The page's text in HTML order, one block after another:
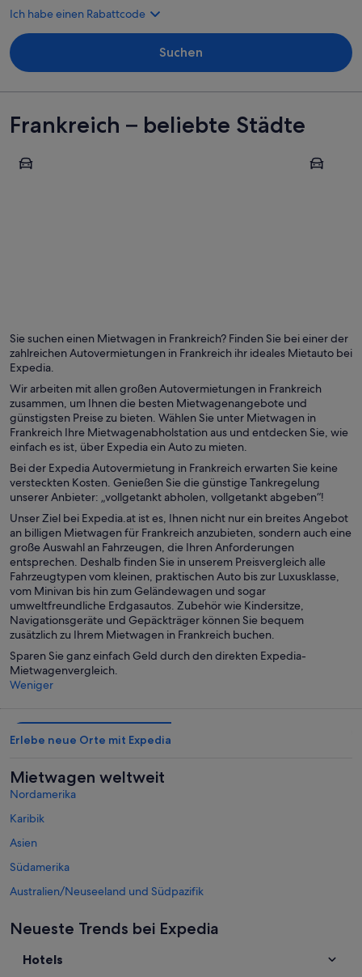
Ich habe einen Rabattcode
Suchen
Frankreich – beliebte Städte
Nizza Marseille
Sie suchen einen Mietwagen in Frankreich? Finden Sie bei einer der
zahlreichen Autovermietungen in Frankreich ihr ideales Mietauto bei
Expedia.
Wir arbeiten mit allen großen Autovermietungen in Frankreich
zusammen, um Ihnen die besten Mietwagenangebote und
günstigsten Preise zu bieten. Wählen Sie unter Mietwagen in
Frankreich Ihre Mietwagenabholstation aus und entdecken Sie, wie
einfach es ist, über Expedia ein Auto zu mieten.
Bei der Expedia Autovermietung in Frankreich erwarten Sie keine
versteckten Kosten. Genießen Sie die günstige Tankregelung
unserer Anbieter: „vollgetankt abholen, vollgetankt abgeben“!
Unser Ziel bei Expedia.at ist es, Ihnen nicht nur ein breites Angebot
an billigen Mietwagen für Frankreich anzubieten, sondern auch eine
große Auswahl an Fahrzeugen, die Ihren Anforderungen
entsprechen. Deshalb finden Sie in unserem Preisvergleich alle
Fahrzeugtypen vom kleinen, praktischen Auto bis zur Luxusklasse,
vom Minivan bis hin zum Geländewagen und sogar
umweltfreundliche Erdgasautos. Zubehör wie Kindersitze,
Navigationsgeräte und Gepäckträger können Sie bequem
zusätzlich zu Ihrem Mietwagen in Frankreich buchen.
Sparen Sie ganz einfach Geld durch den direkten Expedia-
Mietwagenvergleich.
Weniger
Erlebe neue Orte mit Expedia
Mietwagen weltweit
Nordamerika
Karibik
Asien
Südamerika
Australien/Neuseeland und Südpazifik
Afrika
Neueste Trends bei Expedia
Hotels